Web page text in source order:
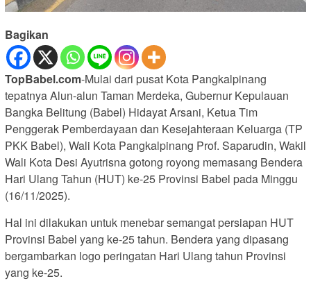
Bagikan
TopBabel.com-Mulai dari pusat Kota Pangkalpinang
tepatnya Alun-alun Taman Merdeka, Gubernur Kepulauan
Bangka Belitung (Babel) Hidayat Arsani, Ketua Tim
Penggerak Pemberdayaan dan Kesejahteraan Keluarga (TP
PKK Babel), Wali Kota Pangkalpinang Prof. Saparudin, Wakil
Wali Kota Desi Ayutrisna gotong royong memasang Bendera
Hari Ulang Tahun (HUT) ke-25 Provinsi Babel pada Minggu
(16/11/2025).
Hal ini dilakukan untuk menebar semangat persiapan HUT
Provinsi Babel yang ke-25 tahun. Bendera yang dipasang
bergambarkan logo peringatan Hari Ulang tahun Provinsi
yang ke-25.